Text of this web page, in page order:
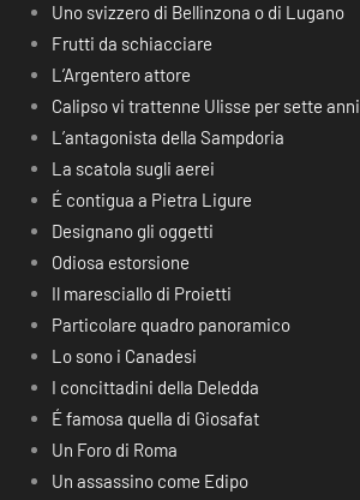
Uno svizzero di Bellinzona o di Lugano
Frutti da schiacciare
L’Argentero attore
Calipso vi trattenne Ulisse per sette anni
L’antagonista della Sampdoria
La scatola sugli aerei
É contigua a Pietra Ligure
Designano gli oggetti
Odiosa estorsione
Il maresciallo di Proietti
Particolare quadro panoramico
Lo sono i Canadesi
I concittadini della Deledda
É famosa quella di Giosafat
Un Foro di Roma
Un assassino come Edipo